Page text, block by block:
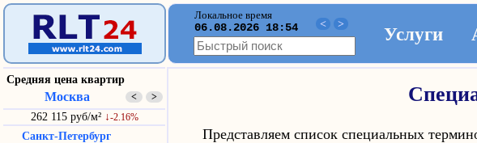
Локальное время
06.08.2026 18:54 < > Услуги
Средняя цена квартир
Москва < >
262 115 руб/м² ↓-2.16%
Санкт-Петербург
Представляем список специальных